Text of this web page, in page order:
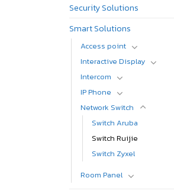
Security Solutions
Smart Solutions
Access​ point
Interactive Display
Intercom
IP Phone
Network Switch
Switch Aruba
Switch Ruijie
Switch Zyxel
Room Panel